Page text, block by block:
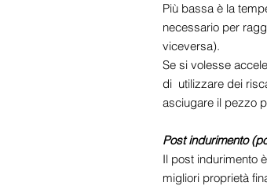
Più bassa è la
necessario per
viceversa).
Se si volesse
di utilizzare dei
asciugare il pezzo
Post indurimento
Il post indurimento
migliori proprietà